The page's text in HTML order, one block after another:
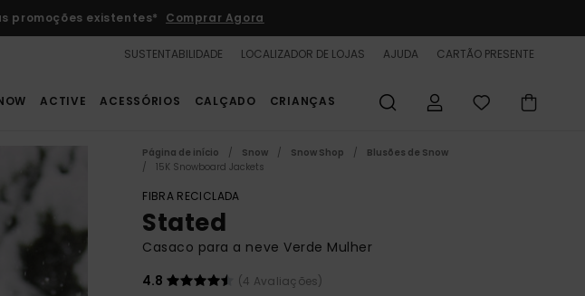
promoções existentes* Comprar Agora
SUSTENTABILIDADE LOCALIZADOR DE LOJAS AJUDA CARTÃO PRESENTE
ACTIVE ACESSÓRIOS CALÇADO CRIANÇAS
Página de início Snow Snow Shop
Blusões de Snow
15K Snowboard Jackets
FIBRA RECICLADA
Stated
Casaco para a neve Verde Mulher
4.8
(4 Avaliações)